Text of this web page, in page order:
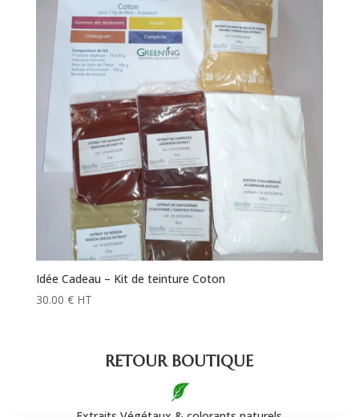
Idée Cadeau – Kit de teinture Coton
30.00 € HT
RETOURBOUTIQUE